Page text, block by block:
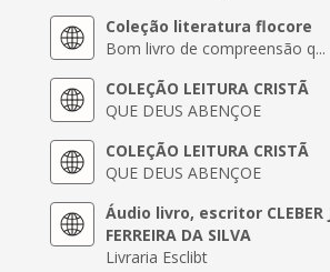
Coleção literatura flocore
Bom livro de compreensão q...
COLEÇÃO LEITURA CRISTÃ
QUE DEUS ABENÇOE
COLEÇÃO LEITURA CRISTÃ
QUE DEUS ABENÇOE
Áudio livro, escritor CLEBER
FERREIRA DA SILVA
Livraria Esclibt